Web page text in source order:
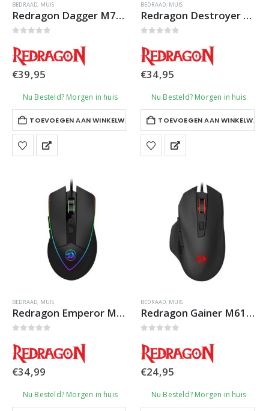
BEDRAAD, MUIS
Redragon Dagger M715 RGB Gaming Muis
€39,95
Nu Besteld? Morgen in huis
TOEVOEGEN AAN WINKELWAGEN
BEDRAAD, MUIS
Redragon Destroyer M712 RGB Gaming Muis
€34,95
Nu Besteld? Morgen in huis
TOEVOEGEN AAN
BEDRAAD, MUIS
Redragon Emperor M909 RGB Gaming Muis
€34,99
Nu Besteld? Morgen in huis
BEDRAAD, MUIS
Redragon Gainer M610 Gaming Muis
€24,95
Nu Besteld? Morgen in huis